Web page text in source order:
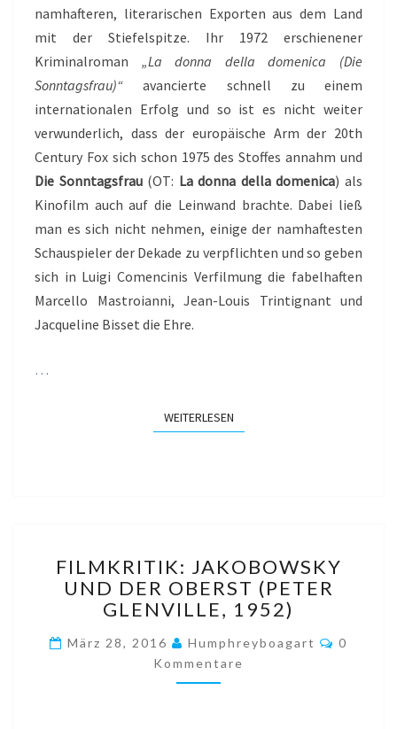
namhafteren, literarischen Exporten aus dem Land
mit der Stiefelspitze. Ihr 1972 erschienener
Kriminalroman „La donna della domenica (Die
Sonntagsfrau)“ avancierte schnell zu einem
internationalen Erfolg und so ist es nicht weiter
verwunderlich, dass der europäische Arm der 20th
Century Fox sich schon 1975 des Stoffes annahm und
Die Sonntagsfrau(OT: La donna della domenica) als
Kinofilm auch auf die Leinwand brachte. Dabei ließ
man es sich nicht nehmen, einige der namhaftesten
Schauspieler der Dekade zu verpflichten und so geben
sich in Luigi Comencinis Verfilmung die fabelhaften
Marcello Mastroianni, Jean-Louis Trintignant und
Jacqueline Bisset die Ehre.
…
WEITERLESENWEITERLESEN
JAKOBOWSKY
UND
DER
(PETER
GLENVILLE,
1952)
FILMKRITIK: JAKOBOWSKY
UND DER OBERST (PETER
GLENVILLE, 1952)
März 28, 2016 Humphreyboagart
0
Kommentare